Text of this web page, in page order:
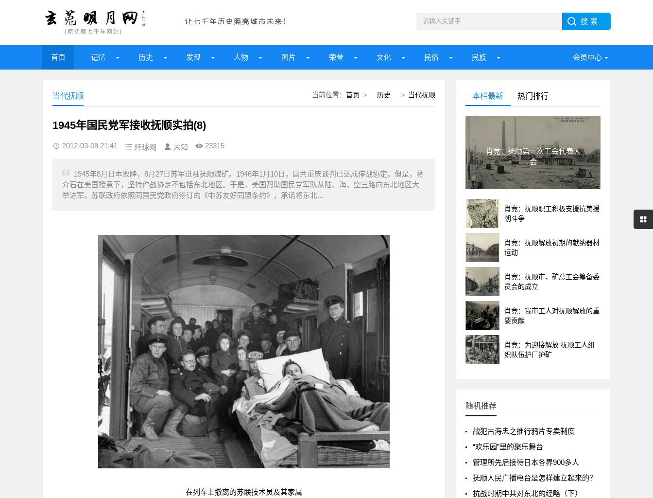
首页 记忆 历史 发现 人物 图片 荣誉 文化 民俗 民族 会员中心
当前位置： 首页 > 历史 > 当代抚顺
当代抚顺
1945年国民党军接收抚顺实拍(8)
2012-03-08 21:41 环球网 未知 23315
1945年8月日本败降，8月27日苏军进驻抚顺煤矿。1946年1月10日，国共重庆谈判已达成停战协定。但是，蒋
介石在美国授意下，坚持停战协定不包括东北地区。于是，美国帮助国民党军队从陆、海、空三路向东北地区大
举进军。苏联政府依照同国民党政府签订的《中苏友好同盟条约》，承诺将东北...
在列车上撤离的苏联技术员及其家属
本栏最新 热门排行
肖竞：抚顺第一次工会代表大
会
肖竞：抚顺职工积极支援抗美援
朝斗争
肖竞：抚顺解放初期的献纳器材
运动
肖竞：抚顺市、矿总工会筹备委
员会的成立
肖竞：我市工人对抚顺解放的重
要贡献
肖竞：为迎接解放 抚顺工人组
织队伍护厂护矿
随机推荐
战犯古海忠之推行鸦片专卖制度
“欢乐园”里的聚乐舞台
管理所先后接待日本各界900多人
抚顺人民广播电台是怎样建立起来的？
抗战时期中共对东北的经略（下）